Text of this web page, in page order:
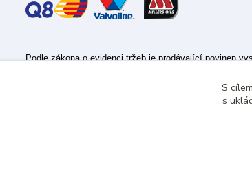
Podle zákona o evidenci tržeb je prodávající povinen
Zároveň je povinen zaevidovat přijatou tržbu u správce
S
s